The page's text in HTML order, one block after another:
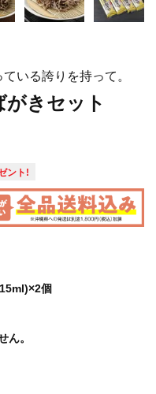
いる誇りを持って。
がきセット
ント!
個
ん。